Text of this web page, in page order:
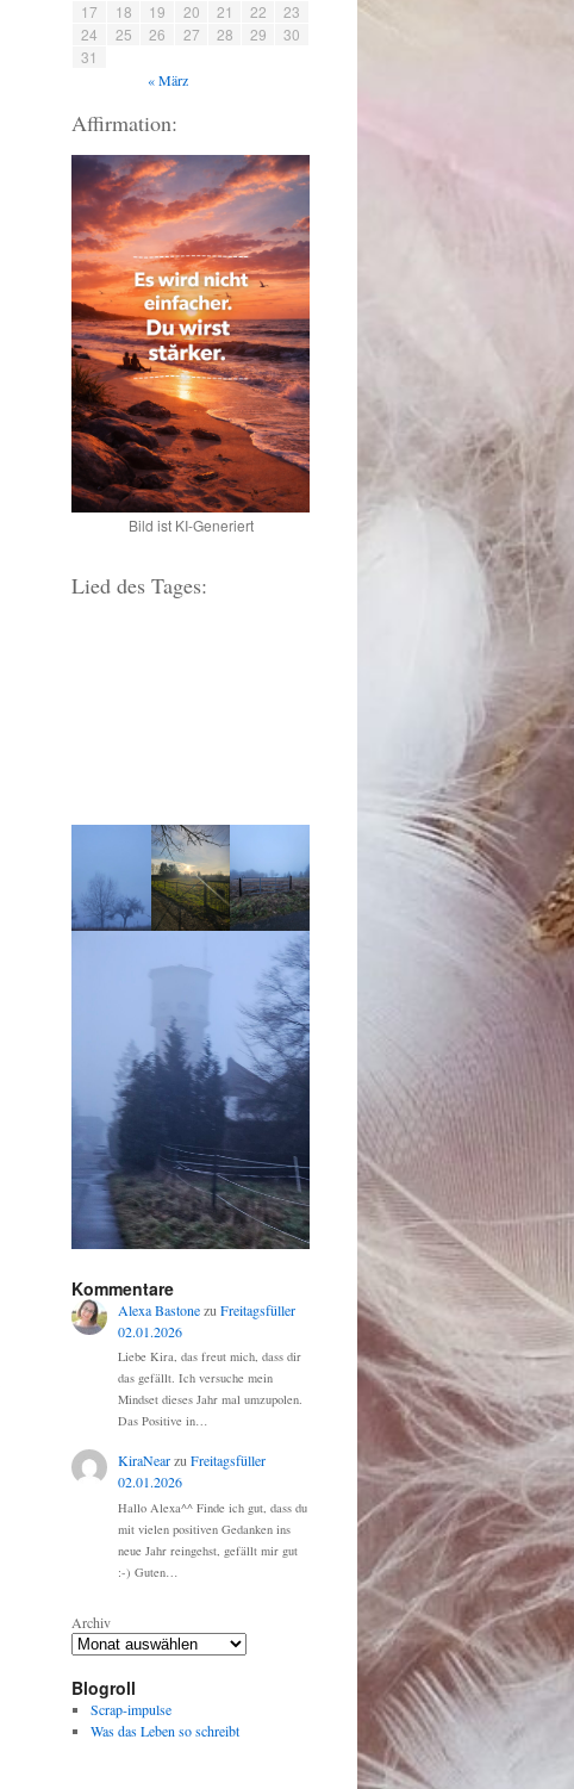
17
18 19 20 21 22
23
24
25 26 27 28 29
30
31
« März
Affirmation:
Bild ist KI-Generiert
Lied des Tages:
Kommentare
Alexa Bastonezu Freitagsfüller
02.01.2026
Liebe Kira, das freut mich, dass dir
das gefällt. Ich versuche mein
Mindset dieses Jahr mal umzupolen.
Das Positive in…
KiraNearzu Freitagsfüller
02.01.2026
Hallo Alexa^^ Finde ich gut, dass du
mit vielen positiven Gedanken ins
neue Jahr reingehst, gefällt mir gut
:-) Guten…
Archiv
Blogroll
Scrap-impulse
Was das Leben so schreibt